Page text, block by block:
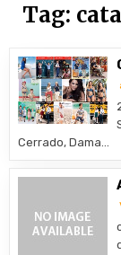
Tag:
Cerrado, Dama…